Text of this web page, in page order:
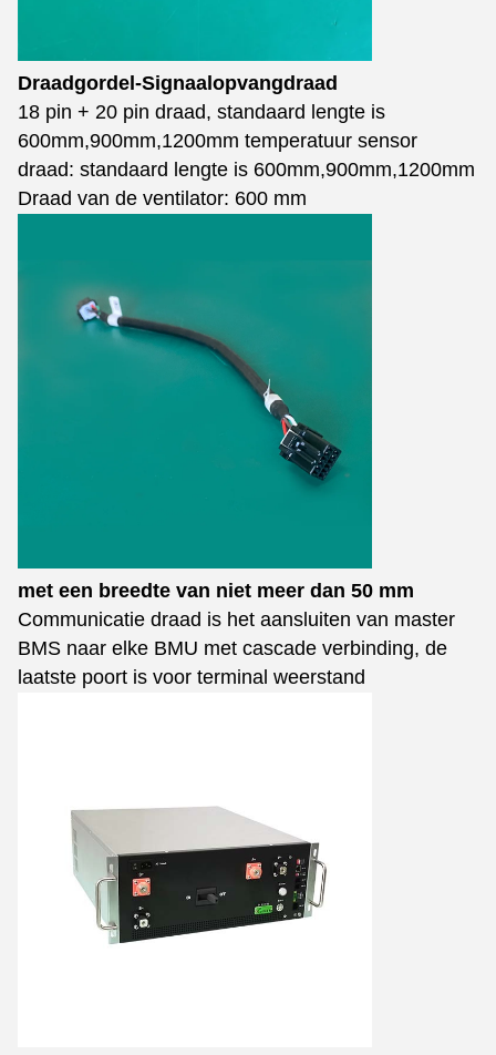
Draadgordel-Signaalopvangdraad
18 pin + 20 pin draad, standaard lengte is
600mm,900mm,1200mm temperatuur sensor
draad: standaard lengte is 600mm,900mm,1200mm
Draad van de ventilator: 600 mm
met een breedte van niet meer dan 50 mm
Communicatie draad is het aansluiten van master
BMS naar elke BMU met cascade verbinding, de
laatste poort is voor terminal weerstand